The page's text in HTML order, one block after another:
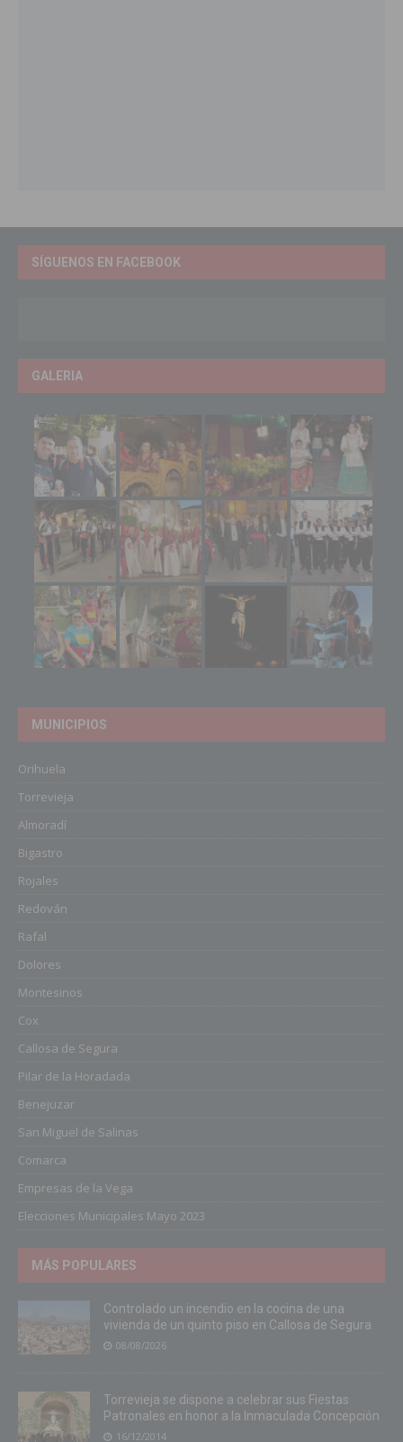
SÍGUENOS EN FACEBOOK
GALERIA
MUNICIPIOS
Orihuela
Torrevieja
Almoradí
Bigastro
Rojales
Redován
Rafal
Dolores
Montesinos
Cox
Callosa de Segura
Pilar de la Horadada
Benejuzar
San Miguel de Salinas
Comarca
Empresas de la Vega
Elecciones Municipales Mayo 2023
MÁS POPULARES
Controlado un incendio en la cocina de una
vivienda de un quinto piso en Callosa de Segura
08/08/2026
Torrevieja se dispone a celebrar sus Fiestas
Patronales en honor a la Inmaculada Concepción
16/12/2014